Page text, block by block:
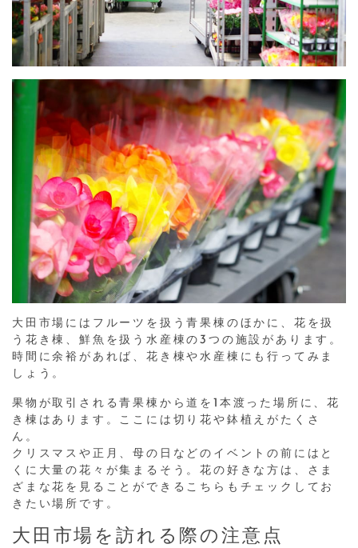
大田市場にはフルーツを扱う青果棟のほかに、花を扱
う花き棟、鮮魚を扱う水産棟の3つの施設があります。
時間に余裕があれば、花き棟や水産棟にも行ってみま
しょう。
果物が取引される青果棟から道を1本渡った場所に、花
き棟はあります。ここには切り花や鉢植えがたくさ
ん。
クリスマスや正月、母の日などのイベントの前にはと
くに大量の花々が集まるそう。花の好きな方は、さま
ざまな花を見ることができるこちらもチェックしてお
きたい場所です。
大田市場を訪れる際の注意点